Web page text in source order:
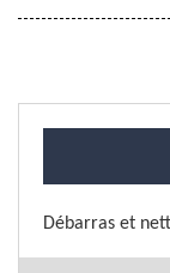
Débarras et